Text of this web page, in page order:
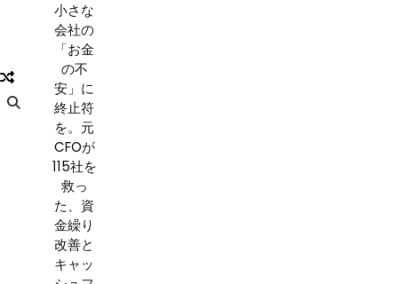
小さな
会社の
「お金
の不
安」に
終止符
を。元
CFOが
115社を
救っ
た、資
金繰り
改善と
キャッ